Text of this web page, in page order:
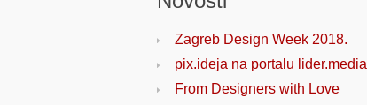
Zagreb Design Week 2018.
pix.ideja na portalu lider.media
From Designers with Love